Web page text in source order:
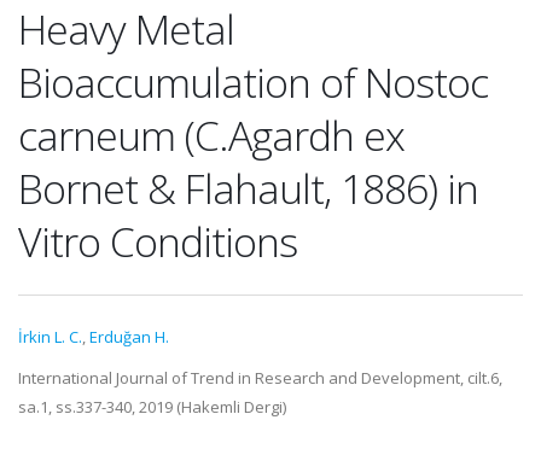
Heavy Metal
Bioaccumulation of Nostoc
carneum (C.Agardh ex
Bornet & Flahault, 1886) in
Vitro Conditions
İrkin L. C.,Erduğan H.
International Journal of Trend in Research and Development, cilt.6,
sa.1, ss.337-340, 2019 (Hakemli Dergi)